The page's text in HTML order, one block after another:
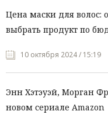
Цена маски для волос:
выбрать продукт по
10 октября 2024 / 15:19
Энн Хэтэуэй, Морган
новом сериале Amazon